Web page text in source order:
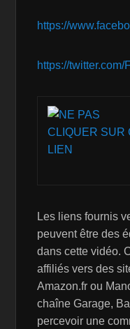
https://
https://twitter.com/
Les liens fournis
peuvent être des
dans cette vidéo.
affiliés vers des
Amazon.fr ou
chaîne Garage,
percevoir une